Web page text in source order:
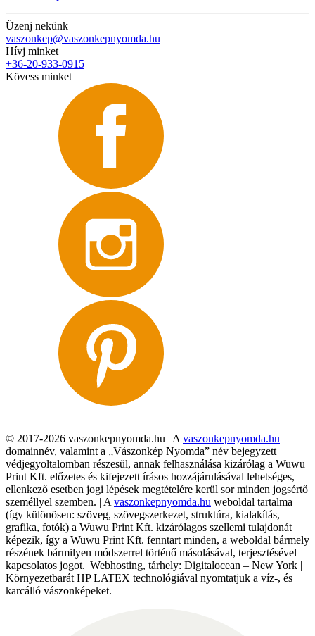
Üzenj nekünk
vaszonkep@vaszonkepnyomda.hu
Hívj minket
+36-20-933-0915
Kövess minket
© 2017-2026 vaszonkepnyomda.hu | A vaszonkepnyomda.hu
domainnév, valamint a „Vászonkép Nyomda” név bejegyzett
védjegyoltalomban részesül, annak felhasználása kizárólag a Wuwu
Print Kft. előzetes és kifejezett írásos hozzájárulásával lehetséges,
ellenkező esetben jogi lépések megtételére kerül sor minden jogsértő
személlyel szemben. | A vaszonkepnyomda.hu weboldal tartalma
(így különösen: szöveg, szövegszerkezet, struktúra, kialakítás,
grafika, fotók) a Wuwu Print Kft. kizárólagos szellemi tulajdonát
képezik, így a Wuwu Print Kft. fenntart minden, a weboldal bármely
részének bármilyen módszerrel történő másolásával, terjesztésével
kapcsolatos jogot. |Webhosting, tárhely: Digitalocean – New York |
Környezetbarát HP LATEX technológiával nyomtatjuk a víz-, és
karcálló vászonképeket.